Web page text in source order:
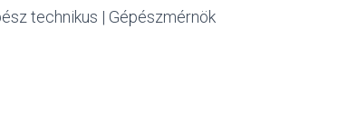
technikus | Gépészmérnök